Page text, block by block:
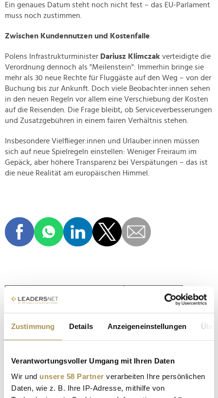
Zustimmung Details Anzeigeneinstellungen
Verantwortungsvoller Umgang mit Ihren Daten
Wir und unsere 58 Partner verarbeiten Ihre persönlichen
Daten, wie z. B. Ihre IP-Adresse, mithilfe von
Ein genaues Datum steht noch nicht fest – das EU-Parlament
muss noch zustimmen.
Zwischen Kundennutzen und Kostenfalle
Polens Infrastrukturminister Dariusz Klimczak verteidigte die
Verordnung dennoch als "Meilenstein": Immerhin bringe sie
mehr als 30 neue Rechte für Fluggäste auf den Weg – von der
Buchung bis zur Ankunft. Doch viele Beobachter:innen sehen
in den neuen Regeln vor allem eine Verschiebung der Kosten
auf die Reisenden. Die Frage bleibt, ob Serviceverbesserungen
und Zusatzgebühren in einem fairen Verhältnis stehen.
Insbesondere Vielflieger:innen und Urlauber:innen müssen
sich auf neue Spielregeln einstellen: Weniger Freiraum im
Gepäck, aber höhere Transparenz bei Verspätungen – das ist
die neue Realität am europäischen Himmel.
EU-HANDGEPÄCK-REGELUNG LUFTFAHRT
VERBRAUCHERRECHTE GEBÜHRENPOLITIK
TOURISMUSPOLITIK